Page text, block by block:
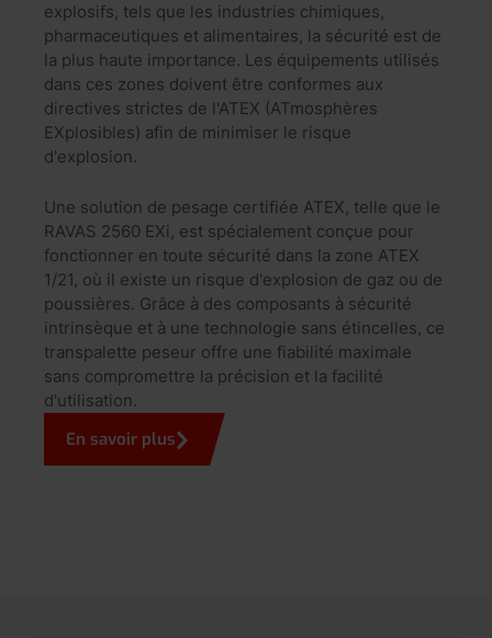
explosifs, tels que les industries chimiques,
pharmaceutiques et alimentaires, la sécurité est de
la plus haute importance. Les équipements utilisés
dans ces zones doivent être conformes aux
directives strictes de l'ATEX (ATmosphères
EXplosibles) afin de minimiser le risque
d'explosion.
Une solution de pesage certifiée ATEX, telle que le
RAVAS 2560 EXi, est spécialement conçue pour
fonctionner en toute sécurité dans la zone ATEX
1/21, où il existe un risque d'explosion de gaz ou de
poussières. Grâce à des composants à sécurité
intrinsèque et à une technologie sans étincelles, ce
transpalette peseur offre une fiabilité maximale
sans compromettre la précision et la facilité
d'utilisation.
En savoir plus